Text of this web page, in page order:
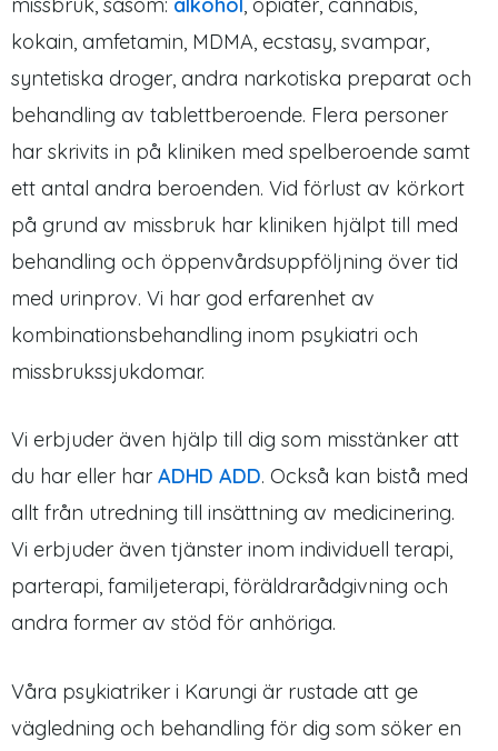
kokain, amfetamin, MDMA, ecstasy, svampar,
syntetiska droger, andra narkotiska preparat och
behandling av tablettberoende. Flera personer
har skrivits in på kliniken med spelberoende samt
ett antal andra beroenden. Vid förlust av körkort
på grund av missbruk har kliniken hjälpt till med
behandling och öppenvårdsuppföljning över tid
med urinprov. Vi har god erfarenhet av
kombinationsbehandling inom psykiatri och
missbrukssjukdomar.
Vi erbjuder även hjälp till dig som misstänker att
du har eller har ADHD ADD. Också kan bistå med
allt från utredning till insättning av medicinering.
Vi erbjuder även tjänster inom individuell terapi,
parterapi, familjeterapi, föräldrarådgivning och
andra former av stöd för anhöriga.
Våra psykiatriker i Karungi är rustade att ge
vägledning och behandling för dig som söker en